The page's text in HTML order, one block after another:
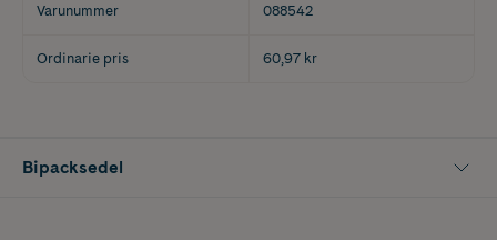
Varunummer 088542
Ordinarie pris 60,97 kr
Bipacksedel